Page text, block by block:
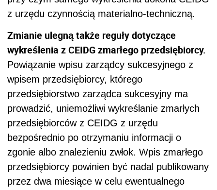
bezpośrednio po otrzymaniu informacji o
zgonie albo znalezieniu zwłok. Wpis zmarłego
przedsiębiorcy powinien być nadal publikowany
przez dwa miesiące w celu ewentualnego
wpisu zarządcy sukcesyjnego powołanego po
śmierci przedsiębiorcy. W tym okresie powinna
znajdować się w nim jednak wzmianka o
śmierci przedsiębiorcy. Dopiero w momencie
niewyznaczenia zarządcy sukcesyjnego w tym
terminie, wpis przedsiębiorcy będzie podlegał
wykreśleniu z urzędu.
Ujawnienie w CEIDG zarządcy sukcesyjnego,